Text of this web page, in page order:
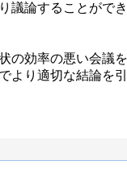
議論することがで
の効率の悪い会議
より適切な結論を